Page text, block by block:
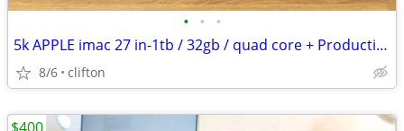
• • •
5k APPLE imac 27 in-1tb / 32gb / quad core + Production/ editing apps
8/6 clifton